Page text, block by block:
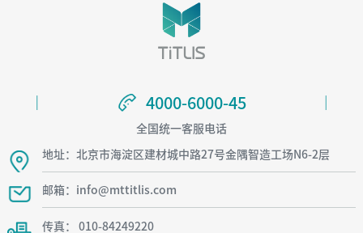
4000-6000-45
4000-6000-45
全国统一客服电话
地址：北京市海淀区建材城中路27号金隅智造工场N6-2层
邮箱：info@mttitlis.com
传真： 010-84249220